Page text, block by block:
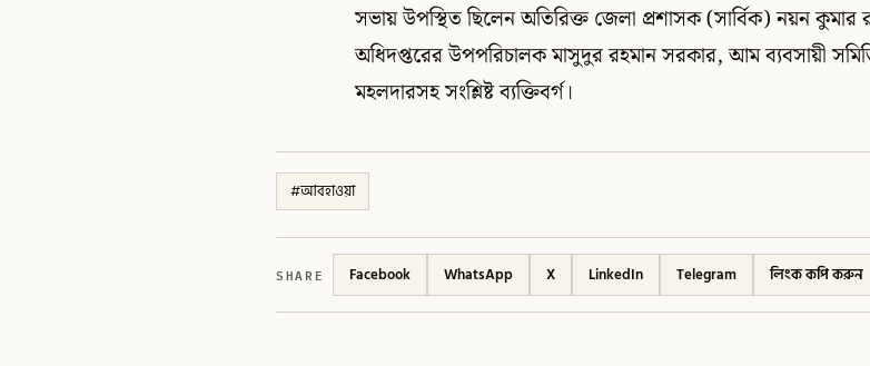
সভায় উপস্থিত ছিলেন অতিরিক্ত জেলা প্রশাসক (সার্বিক) নয়ন কুমার
অধিদপ্তরের উপপরিচালক মাসুদুর রহমান সরকার, আম ব্যবসায়ী
মহলদারসহ সংশ্লিষ্ট ব্যক্তিবর্গ।
#আবহাওয়া
SHARE Facebook WhatsApp X LinkedIn Telegram লিংক কপি করুন